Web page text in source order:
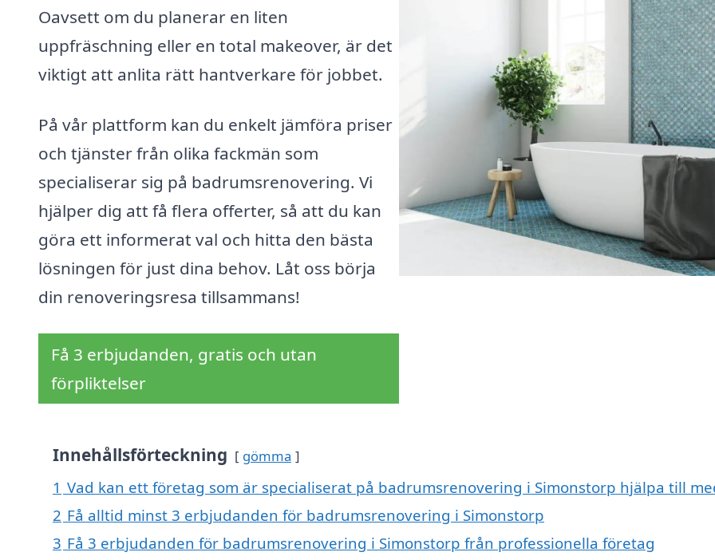
Oavsett om du planerar en liten
uppfräschning eller en total makeover, är det
viktigt att anlita rätt hantverkare för jobbet.
På vår plattform kan du enkelt jämföra priser
och tjänster från olika fackmän som
specialiserar sig på badrumsrenovering. Vi
hjälper dig att få flera offerter, så att du kan
göra ett informerat val och hitta den bästa
lösningen för just dina behov. Låt oss börja
din renoveringsresa tillsammans!
Få 3 erbjudanden, gratis och utan
förpliktelser
Innehållsförteckning gömma
1 Vad kan ett företag som är specialiserat på badrumsrenovering i Simonstorp hjälpa till
2 Få alltid minst 3 erbjudanden för badrumsrenovering i Simonstorp
3 Få 3 erbjudanden för badrumsrenovering i Simonstorp från professionella företag